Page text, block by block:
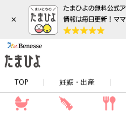
×
TOP 妊娠・出産